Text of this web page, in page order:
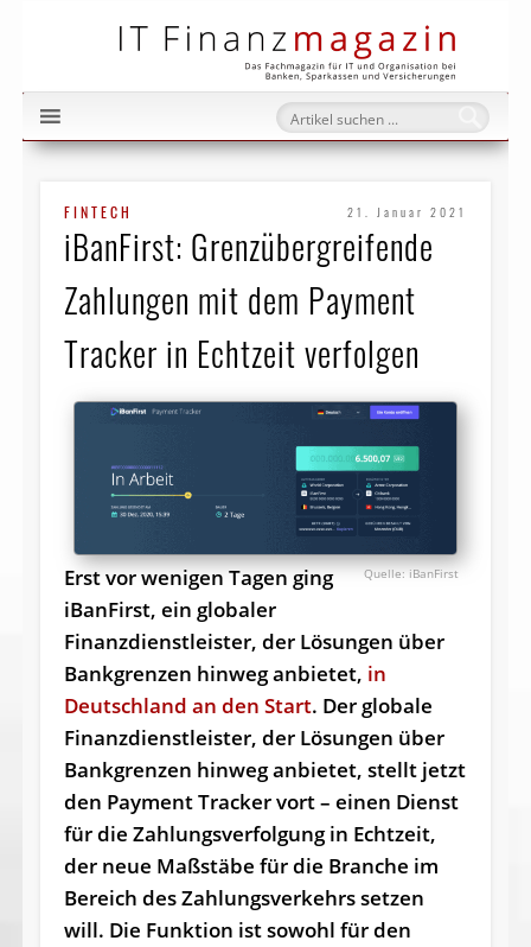
FINTECH 21. Januar 2021
iBanFirst: Grenzübergreifende
Zahlungen mit dem Payment
Tracker in Echtzeit verfolgen
iBanFirst
Erst vor wenigen Tagen ging
iBanFirst, ein globaler
Finanzdienstleister, der Lösungen über
Bankgrenzen hinweg anbietet, in
Deutschland an den Start. Der globale
Finanzdienstleister, der Lösungen über
Bankgrenzen hinweg anbietet, stellt jetzt
den Payment Tracker vort – einen Dienst
für die Zahlungsverfolgung in Echtzeit,
der neue Maßstäbe für die Branche im
Bereich des Zahlungsverkehrs setzen
will. Die Funktion ist sowohl für den